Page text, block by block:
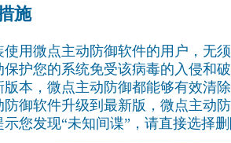
施
使用微点主动防御软件的用户，无
保护您的系统免受该病毒的入侵和
版本，微点主动防御都能够有效清
防御软件升级到最新版，微点主动
示您发现“未知间谍”，请直接选择